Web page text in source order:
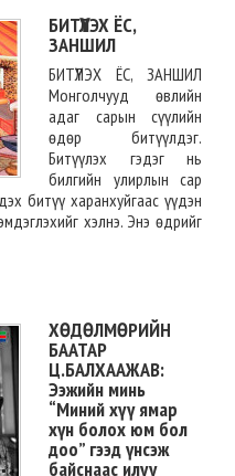
БИТҮҮЛЭХ ЁС,
ЗАНШИЛ
БИТҮҮЛЭХ ЁС, ЗАНШИЛ
Монголчууд өвлийн
адаг сарын сүүлийн
өдөр битүүлдэг.
Битүүлэх гэдэг нь
билгийн улирлын cap
битүү харанхуйгаас үүдэн
хэлнэ. Энэ өдрийг
ХӨДӨЛМӨРИЙН
БААТАР
Ц.БАЛХААЖАВ:
Ээжийн минь
“Миний хүү ямар
хүн болох юм бол
доо” гээд үнсэж
байснаас илүү